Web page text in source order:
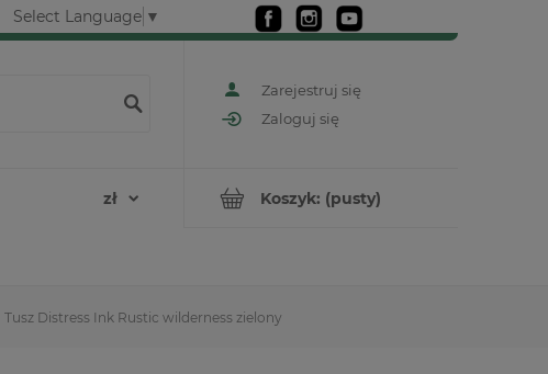
Select Language ▼
Zarejestruj się
Zaloguj się
Koszyk: (pusty)
Tusz Distress Ink Rustic wilderness zielony